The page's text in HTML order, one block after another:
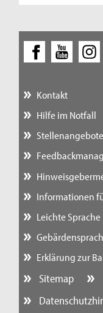
Kontakt
Hilfe im Notfall
Stellenangebote
Informationen
Leichte Sprache
Erklärung zur
Sitemap